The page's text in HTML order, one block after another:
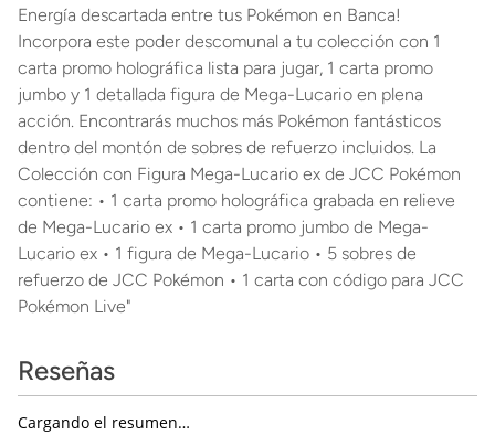
Energía descartada entre tus Pokémon en Banca!
Incorpora este poder descomunal a tu colección con 1
carta promo holográfica lista para jugar, 1 carta promo
jumbo y 1 detallada figura de Mega-Lucario en plena
acción. Encontrarás muchos más Pokémon fantásticos
dentro del montón de sobres de refuerzo incluidos. La
Colección con Figura Mega-Lucario ex de JCC Pokémon
contiene: • 1 carta promo holográfica grabada en relieve
de Mega-Lucario ex • 1 carta promo jumbo de Mega-
Lucario ex • 1 figura de Mega-Lucario • 5 sobres de
refuerzo de JCC Pokémon • 1 carta con código para JCC
Pokémon Live"
Reseñas
Cargando el resumen…